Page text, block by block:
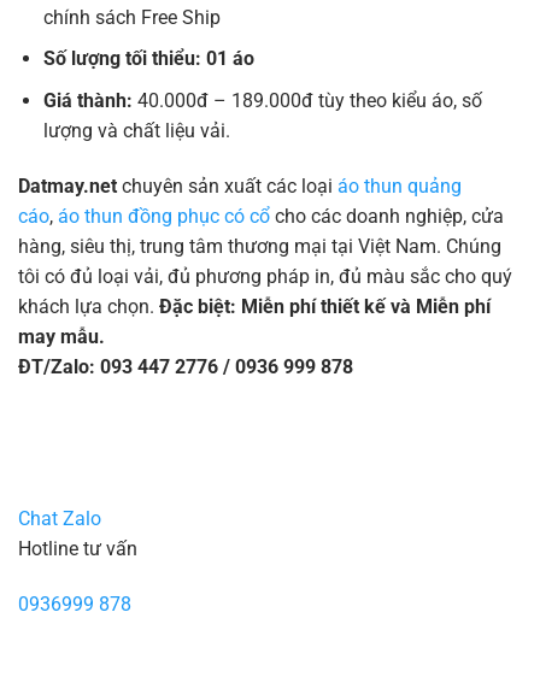
chính sách Free Ship
Số lượng tối thiểu: 01 áo
Giá thành: 40.000đ – 189.000đ tùy theo kiểu áo, số
lượng và chất liệu vải.
Datmay.net chuyên sản xuất các loại áo thun quảng
cáo, áo thun đồng phục có cổcho các doanh nghiệp, cửa
hàng, siêu thị, trung tâm thương mại tại Việt Nam. Chúng
tôi có đủ loại vải, đủ phương pháp in, đủ màu sắc cho quý
khách lựa chọn. Đặc biệt: Miễn phí thiết kế và Miễn phí
may mẫu.
ĐT/Zalo: 093 447 2776 / 0936 999 878
Chat Zalo
Hotline tư vấn
0936999 878